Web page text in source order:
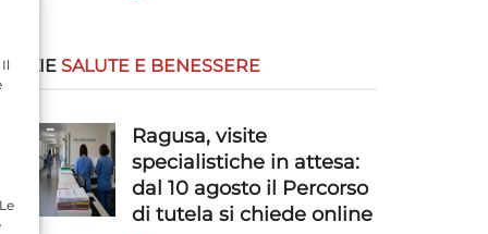
SALUTE E BENESSERE
Ragusa, visite
specialistiche in attesa:
dal 10 agosto il Percorso
di tutela si chiede online